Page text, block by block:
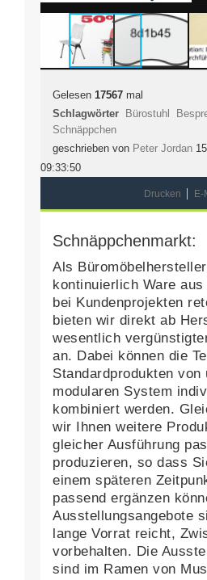
Gelesen 17567 mal
Schlagwörter
Bürostuhl
Schnäppchen
geschrieben von Peter Jordan
09:33:50
Drucken E-
Schnäppchenmarkt:
Als
kontinuierlich Ware
bei Kundenprojekten
bieten wir direkt ab
wesentlich
an. Dabei können die
Standardprodukten von
modularen System
kombiniert werden.
wir Ihnen weitere
gleicher Ausführung
produzieren, so dass
einem späteren
passend ergänzen
Ausstellungsangebote
lange Vorrat reicht,
vorbehalten. Die
sind im Ramen von